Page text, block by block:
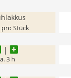
pro Stück
3 h